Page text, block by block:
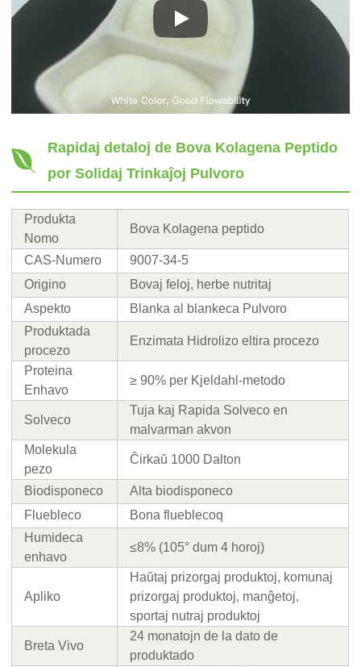
Play
Rapidaj detaloj de Bova Kolagena Peptido
por Solidaj Trinkaĵoj Pulvoro
Produkta
Nomo
Bova Kolagena peptido
CAS-Numero
9007-34-5
Origino
Bovaj feloj, herbe nutritaj
Aspekto
Blanka al blankeca Pulvoro
Produktada
procezo
Enzimata Hidrolizo eltira procezo
Proteina
Enhavo
≥ 90% per Kjeldahl-metodo
Solveco
Tuja kaj Rapida Solveco en
malvarman akvon
Molekula
pezo
Ĉirkaŭ 1000 Dalton
Biodisponeco
Alta biodisponeco
Fluebleco
Bona flueblecoq
Humideca
enhavo
≤8% (105° dum 4 horoj)
Apliko
Haŭtaj prizorgaj produktoj, komunaj
prizorgaj produktoj, manĝetoj,
sportaj nutraj produktoj
Breta Vivo
24 monatojn de la dato de
produktado